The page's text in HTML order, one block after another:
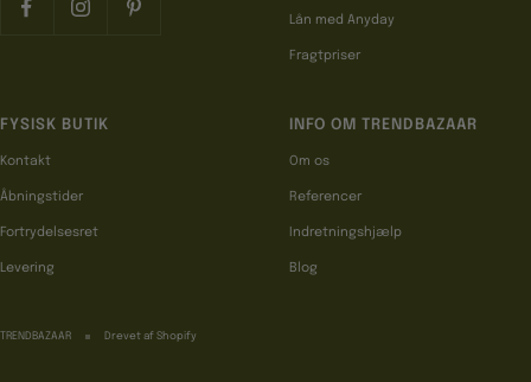
Lån med Anyday
Fragtpriser
FYSISK BUTIK
Kontakt
Åbningstider
Fortrydelsesret
Levering
INFO OM TRENDBAZAAR
Om os
Referencer
Indretningshjælp
Blog
TRENDBAZAAR Drevet af Shopify